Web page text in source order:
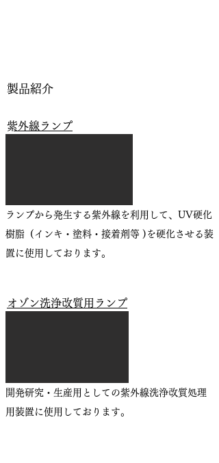
​製品紹介
​紫外線ランプ
​ランプから発生する紫外線を利用して、UV硬化
樹脂 (インキ・塗料・接着剤等 )を硬化させる装
置に使用しております。
​オゾン洗浄改質用ランプ
​開発研究・生産用としての紫外線洗浄改質処理
用装置に使用しております。